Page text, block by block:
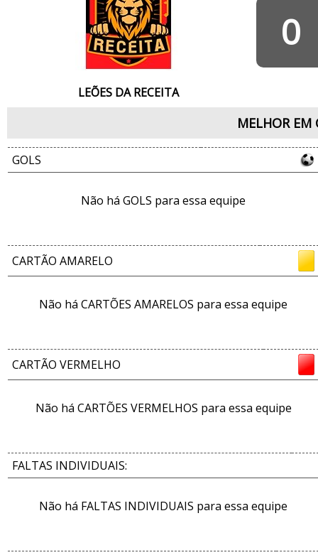
LEÕES DA RECEITA
0
MELHOR
GOLS
Não há GOLS para essa equipe
CARTÃO AMARELO
Não há CARTÕES AMARELOS para essa equipe
CARTÃO VERMELHO
Não há CARTÕES VERMELHOS para essa equipe
FALTAS INDIVIDUAIS:
Não há FALTAS INDIVIDUAIS para essa equipe